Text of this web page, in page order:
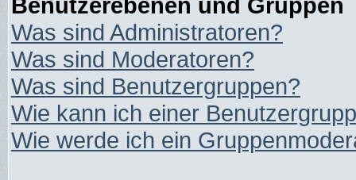
Was sind Administratoren?
Was sind Moderatoren?
Was sind Benutzergruppen?
Wie kann ich einer
Wie werde ich ein